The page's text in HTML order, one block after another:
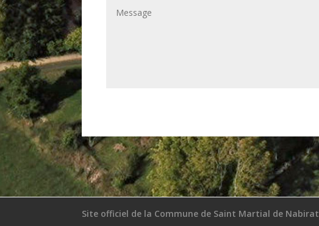
Site officiel de la Commune de Saint Martial de Nabirat